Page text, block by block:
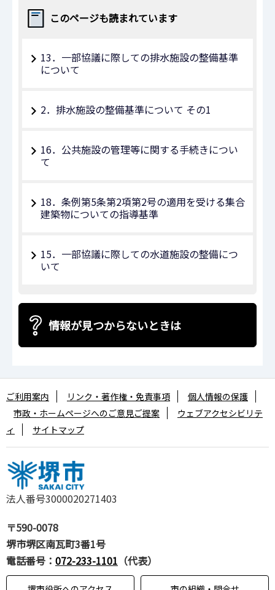
このページも読まれています
13．一部協議に際しての排水施設の整備基準
について
2．排水施設の整備基準について その1
16．公共施設の管理等に関する手続きについ
て
18．条例第5条第2項第2号の適用を受ける集合
建築物についての指導基準
15．一部協議に際しての水道施設の整備につ
いて
情報が見つからないときは
法人番号3000020271403
〒590-0078
堺市堺区南瓦町3番1号
電話番号： 072-233-1101 （代表）
ご利用案内 リンク・著作権・免責事項
個人情報の保護
市政・ホームページへのご意見ご提案
ウェブアクセシビリテ
ィ
サイトマップ